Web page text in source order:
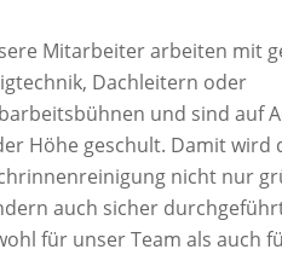
Mitarbeiter arbeiten mit
Dachleitern oder
und sind auf
Höhe geschult. Damit wird
nicht nur
auch sicher
für unser Team als auch